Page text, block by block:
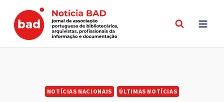
content
NOTÍCIAS NACIONAIS ÚLTIMAS NOTÍCIAS